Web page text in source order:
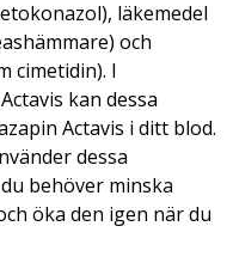
läkemedel
och
cimetidin). I
kan dessa
Actavis i ditt blod.
dessa
behöver minska
öka den igen när du